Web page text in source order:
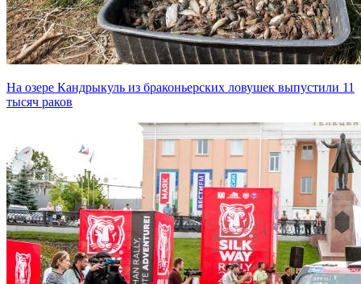
На озере Кандрыкуль из браконьерских ловушек выпустили 11
тысяч раков